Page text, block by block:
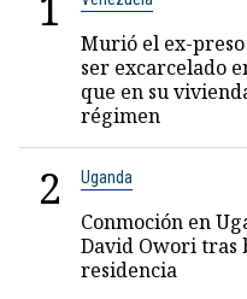
Murió el ex-
ser excarcelado
que en su
régimen
2 Uganda
Conmoción en
David Owori tras
residencia